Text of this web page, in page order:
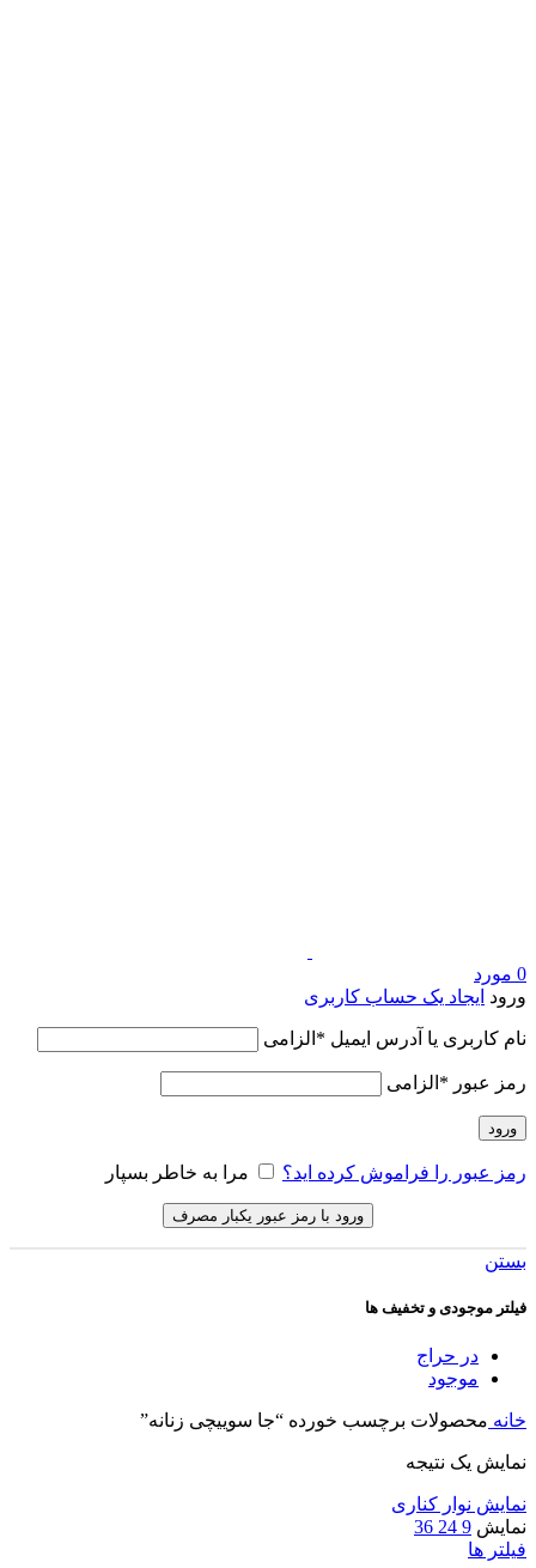
0 مورد
ورود ایجاد یک حساب کاربری
نام کاربری یا آدرس ایمیل * الزامی
رمز عبور * الزامی
ورود
رمز عبور را فراموش کرده اید؟ مرا به خاطر بسپار
ورود با رمز عبور یکبار مصرف
بستن
فیلتر موجودی و تخفیف ها
در حراج
موجود
خانه محصولات برچسب خورده “جا سوییچی زنانه”
نمایش یک نتیجه
نمایش نوار کناری
نمایش 9
24
36
فیلتر ها